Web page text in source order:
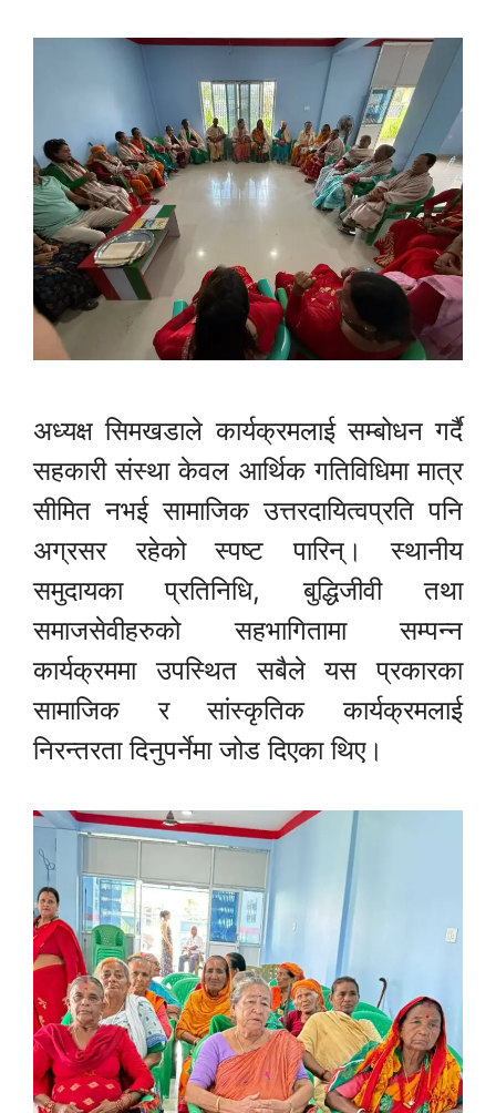
अध्यक्ष सिमखडाले कार्यक्रमलाई सम्बोधन गर्दै
सहकारी संस्था केवल आर्थिक गतिविधिमा मात्र
सीमित नभई सामाजिक उत्तरदायित्वप्रति पनि
अग्रसर रहेको स्पष्ट पारिन्। स्थानीय
समुदायका प्रतिनिधि, बुद्धिजीवी तथा
समाजसेवीहरुको सहभागितामा सम्पन्न
कार्यक्रममा उपस्थित सबैले यस प्रकारका
सामाजिक र सांस्कृतिक कार्यक्रमलाई
निरन्तरता दिनुपर्नेमा जोड दिएका थिए।